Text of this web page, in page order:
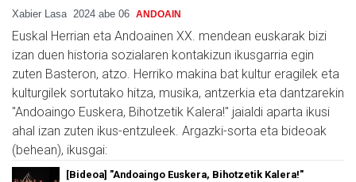
Xabier Lasa 2024 abe 06 ANDOAIN
Euskal Herrian eta Andoainen XX. mendean euskarak bizi
izan duen historia sozialaren kontakizun ikusgarria egin
zuten Basteron, atzo. Herriko makina bat kultur eragilek eta
kulturgilek sortutako hitza, musika, antzerkia eta dantzarekin
"Andoaingo Euskera, Bihotzetik Kalera!" jaialdi aparta ikusi
ahal izan zuten ikus-entzuleek. Argazki-sorta eta bideoak
(behean), ikusgai:
[Bideoa] "Andoaingo Euskera, Bihotzetik Kalera!"